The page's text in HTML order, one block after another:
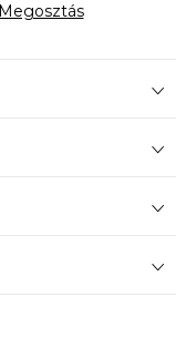
Megosztás